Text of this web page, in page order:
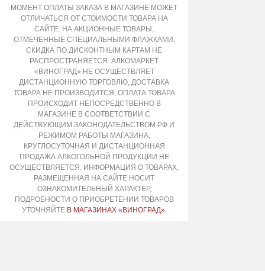
МОМЕНТ ОПЛАТЫ ЗАКАЗА В МАГАЗИНЕ МОЖЕТ
ОТЛИЧАТЬСЯ ОТ СТОИМОСТИ ТОВАРА НА
САЙТЕ. НА АКЦИОННЫЕ ТОВАРЫ,
ОТМЕЧЕННЫЕ СПЕЦИАЛЬНЫМИ ФЛАЖКАМИ,
СКИДКА ПО ДИСКОНТНЫМ КАРТАМ НЕ
РАСПРОСТРАНЯЕТСЯ. АЛКОМАРКЕТ
«ВИНОГРАД» НЕ ОСУЩЕСТВЛЯЕТ
ДИСТАНЦИОННУЮ ТОРГОВЛЮ, ДОСТАВКА
ТОВАРА НЕ ПРОИЗВОДИТСЯ, ОПЛАТА ТОВАРА
ПРОИСХОДИТ НЕПОСРЕДСТВЕННО В
МАГАЗИНЕ В СООТВЕТСТВИИ С
ДЕЙСТВУЮЩИМ ЗАКОНОДАТЕЛЬСТВОМ РФ И
РЕЖИМОМ РАБОТЫ МАГАЗИНА,
КРУГЛОСУТОЧНАЯ И ДИСТАНЦИОННАЯ
ПРОДАЖА АЛКОГОЛЬНОЙ ПРОДУКЦИИ НЕ
ОСУЩЕСТВЛЯЕТСЯ. ИНФОРМАЦИЯ О ТОВАРАХ,
РАЗМЕЩЕННАЯ НА САЙТЕ НОСИТ
ОЗНАКОМИТЕЛЬНЫЙ ХАРАКТЕР,
ПОДРОБНОСТИ О ПРИОБРЕТЕНИИ ТОВАРОВ
УТОЧНЯЙТЕ В МАГАЗИНАХ «ВИНОГРАД».